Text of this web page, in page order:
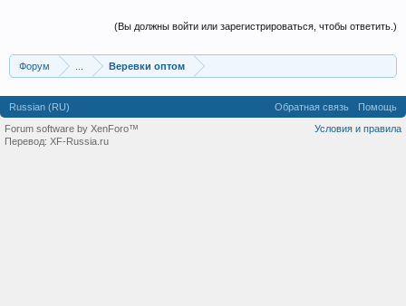
(Вы должны войти или зарегистрироваться, чтобы ответить.)
Форум Веревки оптом
Russian (RU) Обратная связь
Помощь
Условия и правила
Forum software by XenForo™
Перевод: XF-Russia.ru